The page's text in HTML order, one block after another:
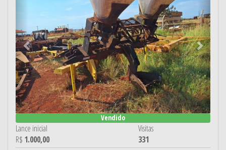
Vendido
Lance inicial
R$ 1.000,00
Visitas
331